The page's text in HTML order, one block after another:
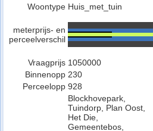
Woontype Huis_met_tuin
meterprijs- en
perceelverschil
Vraagprijs 1050000
Binnenopp 230
Perceelopp 928
Blockhovepark,
Tuindorp, Plan Oost,
Het Die,
Gemeentebos,